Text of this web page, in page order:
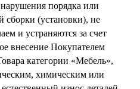
порядка или
сборки (установки), не
и устраняются за счет
внесение Покупателем
категории «Мебель»,
химическим или